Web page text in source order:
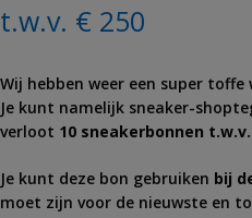
t.w.v. € 250
Wij hebben weer een super
Je kunt namelijk sneaker-
verloot 10 sneakerbonnen
Je kunt deze bon gebruiken bij
moet zijn voor de nieuwste en